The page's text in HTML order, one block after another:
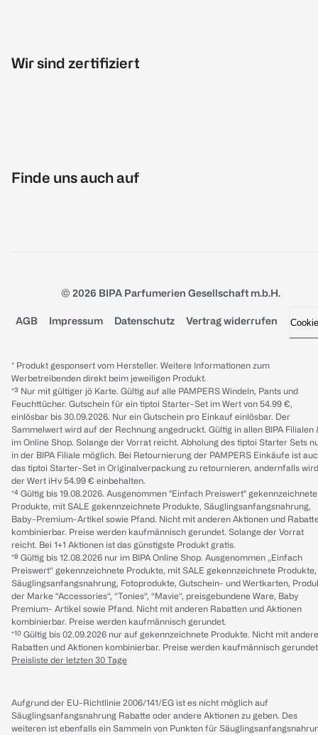
Wir sind zertifiziert
Finde uns auch auf
© 2026 BIPA Parfumerien Gesellschaft m.b.H.
AGB Impressum Datenschutz Vertrag widerrufen
* Produkt gesponsert vom Hersteller. Weitere Informationen zum
Werbetreibenden direkt beim jeweiligen Produkt.
*³ Nur mit gültiger jö Karte. Gültig auf alle PAMPERS Windeln, Pants und
Feuchttücher. Gutschein für ein tiptoi Starter-Set im Wert von 54.99 €,
einlösbar bis 30.09.2026. Nur ein Gutschein pro Einkauf einlösbar. Der
Sammelwert wird auf der Rechnung angedruckt. Gültig in allen BIPA Filialen
im Online Shop. Solange der Vorrat reicht. Abholung des tiptoi Starter Sets
in der BIPA Filiale möglich. Bei Retournierung der PAMPERS Einkäufe ist
das tiptoi Starter-Set in Originalverpackung zu retournieren, andernfalls wird
der Wert iHv 54.99 € einbehalten.
*⁴ Gültig bis 19.08.2026. Ausgenommen "Einfach Preiswert" gekennzeichnete
Produkte, mit SALE gekennzeichnete Produkte, Säuglingsanfangsnahrung,
Baby-Premium-Artikel sowie Pfand. Nicht mit anderen Aktionen und
kombinierbar. Preise werden kaufmännisch gerundet. Solange der Vorrat
reicht. Bei 1+1 Aktionen ist das günstigste Produkt gratis.
*⁸ Gültig bis 12.08.2026 nur im BIPA Online Shop. Ausgenommen „Einfach
Preiswert“ gekennzeichnete Produkte, mit SALE gekennzeichnete Produkte,
Säuglingsanfangsnahrung, Fotoprodukte, Gutschein- und Wertkarten,
der Marke “Accessories“, “Tonies“, “Mavie“, preisgebundene Ware, Baby
Premium- Artikel sowie Pfand. Nicht mit anderen Rabatten und Aktionen
kombinierbar. Preise werden kaufmännisch gerundet.
*¹⁰ Gültig bis 02.09.2026 nur auf gekennzeichnete Produkte. Nicht mit
Rabatten und Aktionen kombinierbar. Preise werden kaufmännisch
Preisliste der letzten 30 Tage
Aufgrund der EU-Richtlinie 2006/141/EG ist es nicht möglich auf
Säuglingsanfangsnahrung Rabatte oder andere Aktionen zu geben. Des
weiteren ist ebenfalls ein Sammeln von Punkten für